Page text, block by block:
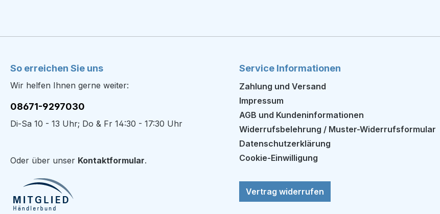
So erreichen Sie uns
Wir helfen Ihnen gerne weiter:
08671-9297030
Di-Sa 10 - 13 Uhr; Do & Fr 14:30 - 17:30 Uhr
Oder über unser Kontaktformular.
Service Informationen
Zahlung und Versand
Impressum
AGB und Kundeninformationen
Widerrufsbelehrung / Muster-Widerrufsformular
Datenschutzerklärung
Cookie-Einwilligung
Vertrag widerrufen